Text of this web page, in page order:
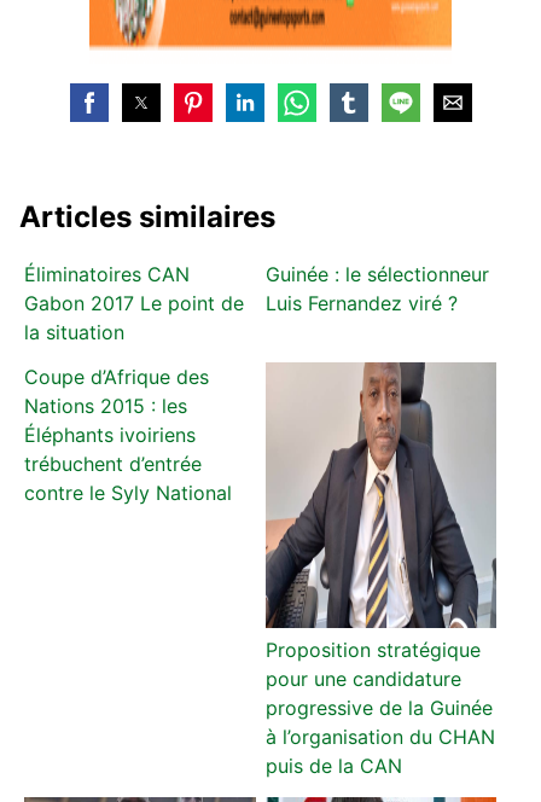
Articles similaires
Éliminatoires CAN
Gabon 2017 Le point de
la situation
Guinée : le sélectionneur
Luis Fernandez viré ?
Coupe d’Afrique des
Nations 2015 : les
Éléphants ivoiriens
trébuchent d’entrée
contre le Syly National
Proposition stratégique
pour une candidature
progressive de la Guinée
à l’organisation du CHAN
puis de la CAN